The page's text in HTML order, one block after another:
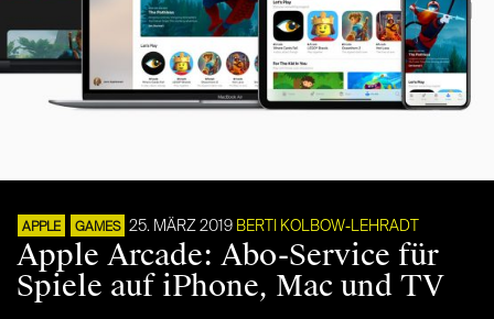
APPLE GAMES 25. MÄRZ 2019 BERTI KOLBOW-LEHRADT
Apple Arcade: Abo-Service für
Spiele auf iPhone, Mac und TV